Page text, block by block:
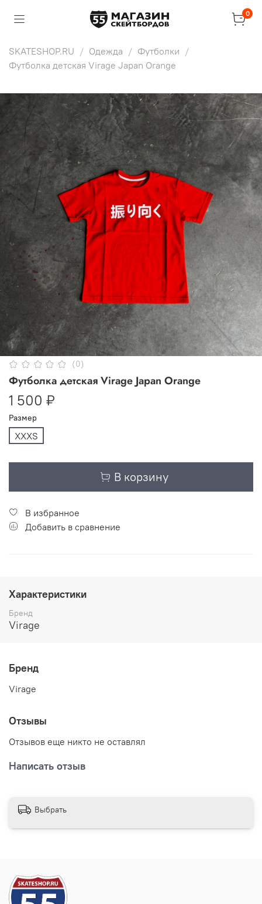
0
SKATESHOP.RU Одежда
Футболки
Футболка детская Virage Japan Orange
(0)
Футболка детская Virage Japan Orange
1 500 ₽
Размер
XXXS
В корзину
В избранное
Добавить в сравнение
Характеристики
Бренд
Virage
Бренд
Virage
Отзывы
Отзывов еще никто не оставлял
Написать отзыв
Выбрать